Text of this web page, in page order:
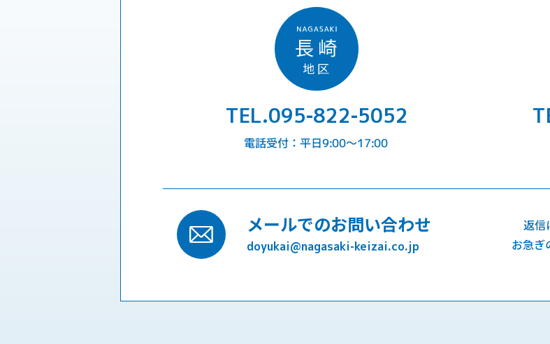
TEL.095-822-5052
電話受付：平日9:00〜17:00
メールでのお問い合わせ
doyukai@nagasaki-keizai.co.jp
返信
お急ぎ